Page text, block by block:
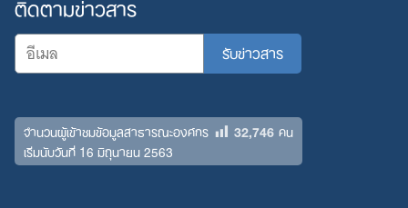
จำนวนผู้เข้าชมข้อมูลสาธารณะองค์กร 32,746คน
เริ่มนับวันที่ 16 มิถุนายน 2563